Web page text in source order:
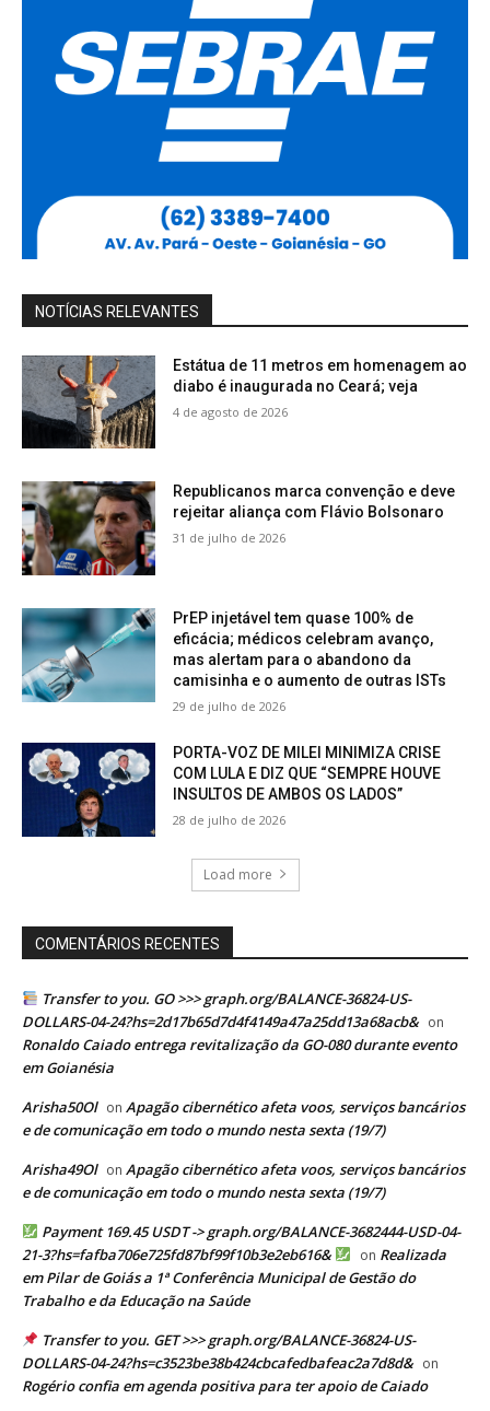
NOTÍCIAS RELEVANTES
Estátua de 11 metros em homenagem ao
diabo é inaugurada no Ceará; veja
4 de agosto de 2026
Republicanos marca convenção e deve
rejeitar aliança com Flávio Bolsonaro
31 de julho de 2026
PrEP injetável tem quase 100% de
eficácia; médicos celebram avanço,
mas alertam para o abandono da
camisinha e o aumento de outras ISTs
29 de julho de 2026
PORTA-VOZ DE MILEI MINIMIZA CRISE
COM LULA E DIZ QUE “SEMPRE HOUVE
INSULTOS DE AMBOS OS LADOS”
28 de julho de 2026
Load more
COMENTÁRIOS RECENTES
Transfer to you. GO >>> graph.org/BALANCE-36824-US-
DOLLARS-04-24?hs=2d17b65d7d4f4149a47a25dd13a68acb& on
Ronaldo Caiado entrega revitalização da GO-080 durante evento
em Goianésia
Arisha50Ol on Apagão cibernético afeta voos, serviços bancários
e de comunicação em todo o mundo nesta sexta (19/7)
Arisha49Ol on Apagão cibernético afeta voos, serviços bancários
e de comunicação em todo o mundo nesta sexta (19/7)
Payment 169.45 USDT -> graph.org/BALANCE-3682444-USD-04-
21-3?hs=fafba706e725fd87bf99f10b3e2eb616&
on Realizada
em Pilar de Goiás a 1ª Conferência Municipal de Gestão do
Trabalho e da Educação na Saúde
Transfer to you. GET >>> graph.org/BALANCE-36824-US-
DOLLARS-04-24?hs=c3523be38b424cbcafedbafeac2a7d8d& on
Rogério confia em agenda positiva para ter apoio de Caiado